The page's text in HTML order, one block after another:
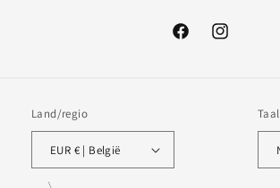
FacebookInstagram
Land/regio
EUR € | België
Taal